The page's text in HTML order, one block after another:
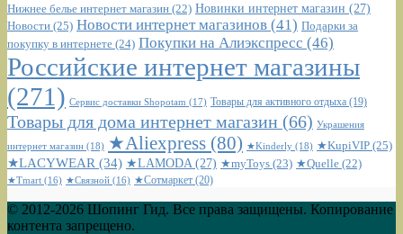
Нижнее белье интернет магазин (22) Новинки интернет магазин (27)
Новости (25) Новости интернет магазинов (41) Подарки за
покупку в интернете (24) Покупки на Алиэкспресс (46)
Российские интернет магазины
(271) Сервис доставки Shopotam (17) Товары для активного отдыха (19)
Товары для дома интернет магазин (66) Украшения
интернет магазин (18) ★Aliexpress (80) ★Kinderly (18) ★KupiVIP (25)
★LACYWEAR (34) ★LAMODA(27) ★myToys (23) ★Quelle (22)
★Tmart (16) ★Связной (16) ★Сотмаркет (20)
© 2012-2026 Шопинг Гид. Все права защищены. Копирование
контента запрещено.